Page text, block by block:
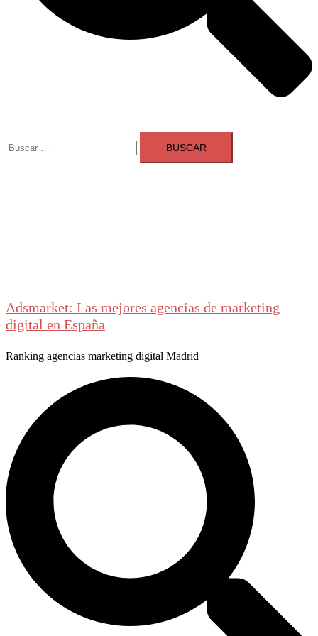
Buscar:
Adsmarket: Las mejores agencias de marketing
digital en España
Ranking agencias marketing digital Madrid